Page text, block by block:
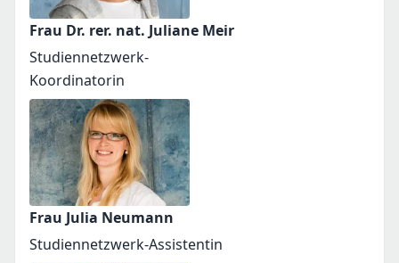
Frau Dr. rer. nat. Juliane Meir
Studiennetzwerk-
Koordinatorin
Frau Julia Neumann
Studiennetzwerk-Assistentin